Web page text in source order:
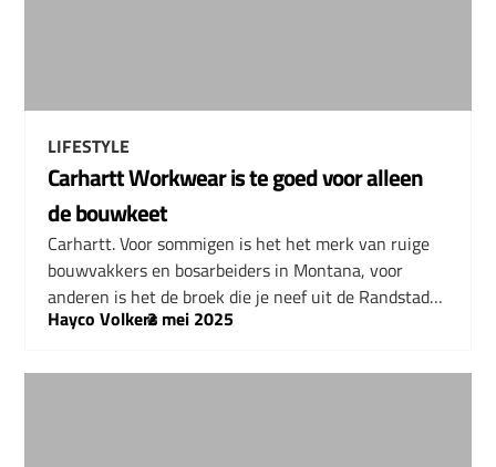
LIFESTYLE
Carhartt Workwear is te goed voor alleen
de bouwkeet
Carhartt. Voor sommigen is het het merk van ruige
bouwvakkers en bosarbeiders in Montana, voor
anderen is het de broek die je neef uit de Randstad…
Hayco Volkers
–
2 mei 2025